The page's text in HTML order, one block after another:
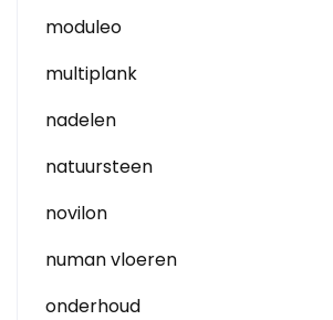
moduleo
multiplank
nadelen
natuursteen
novilon
numan vloeren
onderhoud